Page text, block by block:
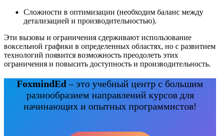
Сложности в оптимизации (необходим баланс между
детализацией и производительностью).
Эти вызовы и ограничения сдерживают использование
воксельной графики в определенных областях, но с развитием
технологий появится возможность преодолеть этих
ограничения и повысить доступность и производительность.
FoxmindEd – это учебный центр с большим
разнообразием направлений курсов для
начинающих и опытных программистов!